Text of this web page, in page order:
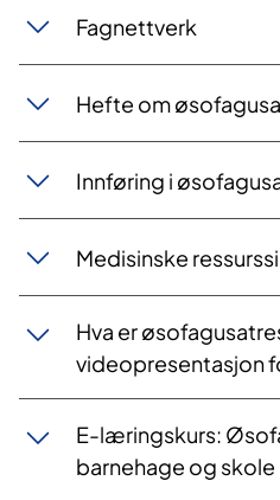
Fagnettverk
Hefte om
Innføring i
Medisinske
Hva er
videopresentasjon
​E-læringskurs:
barnehage og skole